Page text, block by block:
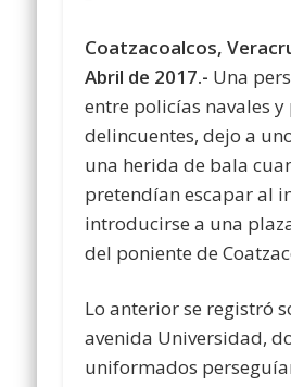
Coatzacoalcos,
Abril de 2017.- Una
entre policías navales y
delincuentes, dejo a
una herida de bala
pretendían escapar al
introducirse a una
del poniente de
Lo anterior se registró
avenida Universidad,
uniformados